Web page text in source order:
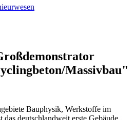
Massivbau"
Bauphysik, Werkstoffe im
deutschlandweit erste Gebäude